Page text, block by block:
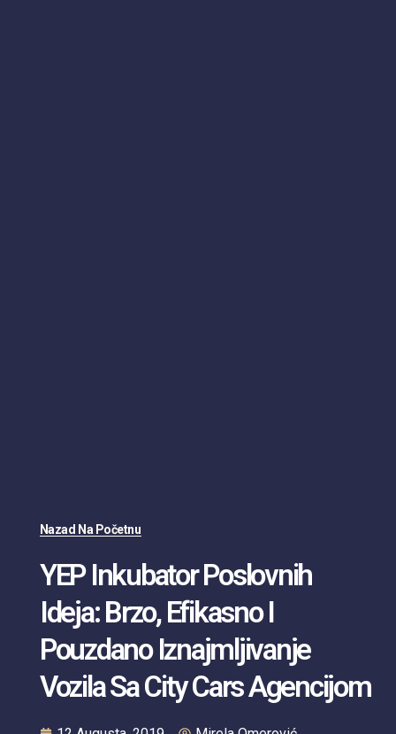
Nazad Na Početnu
YEP Inkubator Poslovnih
Ideja: Brzo, Efikasno I
Pouzdano Iznajmljivanje
Vozila Sa City Cars Agencijom